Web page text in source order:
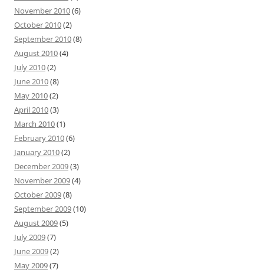
November 2010(6)
October 2010(2)
September 2010(8)
August 2010(4)
July 2010(2)
June 2010(8)
May 2010(2)
April 2010(3)
March 2010(1)
February 2010(6)
January 2010(2)
December 2009(3)
November 2009(4)
October 2009(8)
September 2009(10)
August 2009(5)
July 2009(7)
June 2009(2)
May 2009(7)